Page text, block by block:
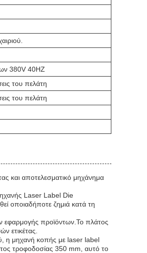
380V 40HZ
του πελάτη
του πελάτη
και αποτελεσματικό μηχάνημα
Laser Label Die
οποιαδήποτε ζημιά κατά τη
εφαρμογής προϊόντων.Το πλάτος
ετικέτας.
η μηχανή κοπής με laser label
τροφοδοσίας 350 mm, αυτό το